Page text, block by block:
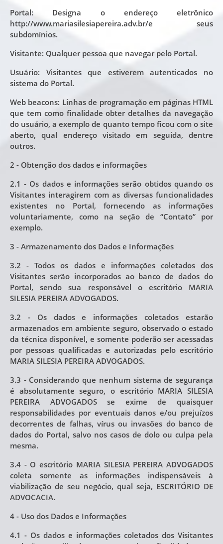
Portal: Designa o endereço eletrônico
http://www.mariasilesiapereira.adv.br/e seus
subdomínios.
Visitante: Qualquer pessoa que navegar pelo Portal.
Usuário: Visitantes que estiverem autenticados no
sistema do Portal.
Web beacons: Linhas de programação em páginas HTML
que tem como finalidade obter detalhes da navegação
do usuário, a exemplo de quanto tempo ficou com o site
aberto, qual endereço visitado em seguida, dentre
outros.
2 - Obtenção dos dados e informações
2.1 - Os dados e informações serão obtidos quando os
Visitantes interagirem com as diversas funcionalidades
existentes no Portal, fornecendo as informações
voluntariamente, como na seção de “Contato” por
exemplo.
3 - Armazenamento dos Dados e Informações
3.2 - Todos os dados e informações coletados dos
Visitantes serão incorporados ao banco de dados do
Portal, sendo sua responsável o escritório MARIA
SILESIA PEREIRA ADVOGADOS.
3.2 - Os dados e informações coletados estarão
armazenados em ambiente seguro, observado o estado
da técnica disponível, e somente poderão ser acessadas
por pessoas qualificadas e autorizadas pelo escritório
MARIA SILESIA PEREIRA ADVOGADOS.
3.3 - Considerando que nenhum sistema de segurança
é absolutamente seguro, o escritório MARIA SILESIA
PEREIRA ADVOGADOS se exime de quaisquer
responsabilidades por eventuais danos e/ou prejuízos
decorrentes de falhas, vírus ou invasões do banco de
dados do Portal, salvo nos casos de dolo ou culpa pela
mesma.
3.4 - O escritório MARIA SILESIA PEREIRA ADVOGADOS
coleta somente as informações indispensáveis à
viabilização de seu negócio, qual seja, ESCRITÓRIO DE
ADVOCACIA.
4 - Uso dos Dados e Informações
4.1 - Os dados e informações coletados dos Visitantes